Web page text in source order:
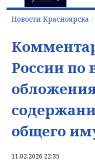
Новости Красноярска
России по
общего
11.02.2026 22:35